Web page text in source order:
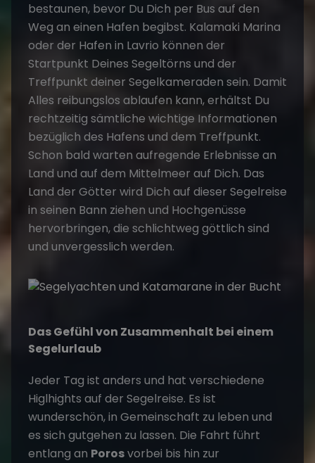
bestaunen, bevor Du Dich per Bus auf den
Weg an einen Hafen begibst. Kalamaki Marina
oder der Hafen in Lavrio können der
Startpunkt Deines Segeltörns und der
Treffpunkt deiner Segelkameraden sein. Damit
Alles reibungslos ablaufen kann, erhältst Du
rechtzeitig sämtliche wichtige Informationen
bezüglich des Hafens und dem Treffpunkt.
Schon bald warten aufregende Erlebnisse an
Land und auf dem Mittelmeer auf Dich. Das
Land der Götter wird Dich auf dieser Segelreise
in seinen Bann ziehen und Hochgenüsse
hervorbringen, die schlichtweg göttlich sind
und unvergesslich werden.
Das Gefühl von Zusammenhalt bei einem
Segelurlaub
Jeder Tag ist anders und hat verschiedene
Higlhights auf der Segelreise. Es ist
wunderschön, in Gemeinschaft zu leben und
es sich gutgehen zu lassen. Die Fahrt führt
entlang an Porosvorbei bis hin zur